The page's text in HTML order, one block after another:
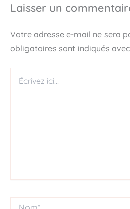
Laisser un
Votre adresse e-mail ne sera
obligatoires sont indiqués avec
ici…